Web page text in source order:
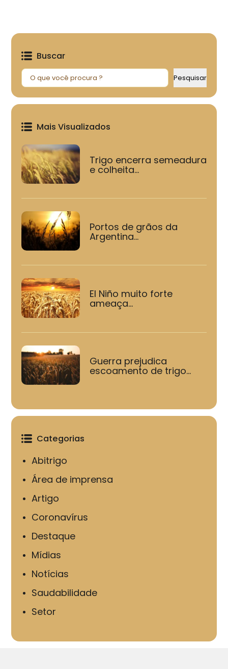
Buscar
Pesquisar Pesquisar
Mais Visualizados
Trigo encerra semeadura
e colheita...
Portos de grãos da
Argentina...
El Niño muito forte
ameaça...
Guerra prejudica
escoamento de trigo...
Categorias
Abitrigo
Área de imprensa
Artigo
Coronavírus
Destaque
Mídias
Notícias
Saudabilidade
Setor